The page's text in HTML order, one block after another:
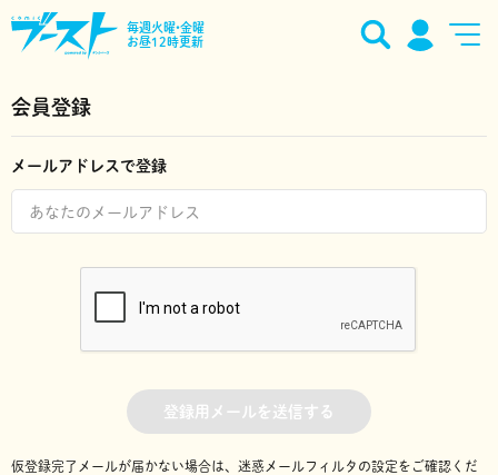
毎週火曜•金曜
お昼12時更新
会員登録
メールアドレスで登録
登録用メールを送信する
仮登録完了メールが届かない場合は、迷惑メールフィルタの設定をご確認くだ